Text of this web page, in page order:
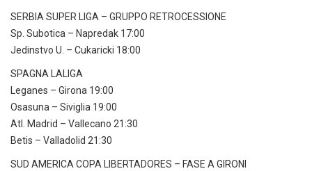
SERBIA SUPER LIGA – GRUPPO RETROCESSIONE
Sp. Subotica – Napredak 17:00
Jedinstvo U. – Cukaricki 18:00
SPAGNA LALIGA
Leganes – Girona 19:00
Osasuna – Siviglia 19:00
Atl. Madrid – Vallecano 21:30
Betis – Valladolid 21:30
SUD AMERICA COPA LIBERTADORES – FASE A GIRONI